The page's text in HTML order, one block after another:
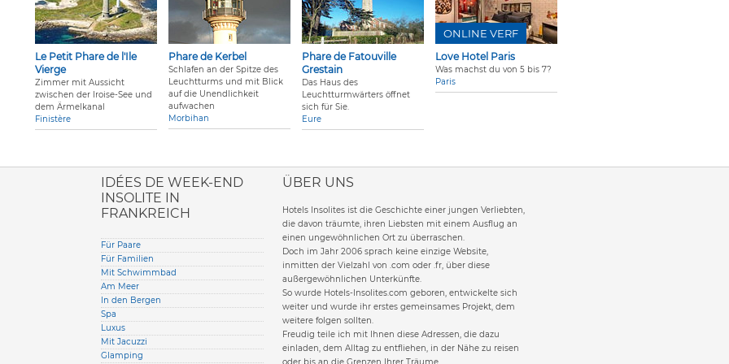
Le Petit Phare de l'Ile
Vierge
Zimmer mit Aussicht
zwischen der Iroise-See und
dem Ärmelkanal
Finistère
Phare de Kerbel
Schlafen an der Spitze des
Leuchtturms und mit Blick
auf die Unendlichkeit
aufwachen
Morbihan
Phare de Fatouville
Grestain
Das Haus des
Leuchtturmwärters öffnet
sich für Sie.
Eure
Love Hotel Paris
Was machst du von 5 bis 7?
Paris
ONLINE VERF
italiana
IDÉES DE WEEK-END
INSOLITE IN
FRANKREICH
Für Paare
Für Familien
Mit Schwimmbad
Am Meer
In den Bergen
Spa
Luxus
Mit Jacuzzi
Glamping
ÜBER UNS
Hotels Insolites ist die Geschichte einer jungen Verliebten,
die davon träumte, ihren Liebsten mit einem Ausflug an
einen ungewöhnlichen Ort zu überraschen.
Doch im Jahr 2006 sprach keine einzige Website,
inmitten der Vielzahl von .com oder .fr, über diese
außergewöhnlichen Unterkünfte.
So wurde Hotels-Insolites.com geboren, entwickelte sich
weiter und wurde ihr erstes gemeinsames Projekt, dem
weitere folgen sollten.
Freudig teile ich mit Ihnen diese Adressen, die dazu
einladen, dem Alltag zu entfliehen, in der Nähe zu reisen